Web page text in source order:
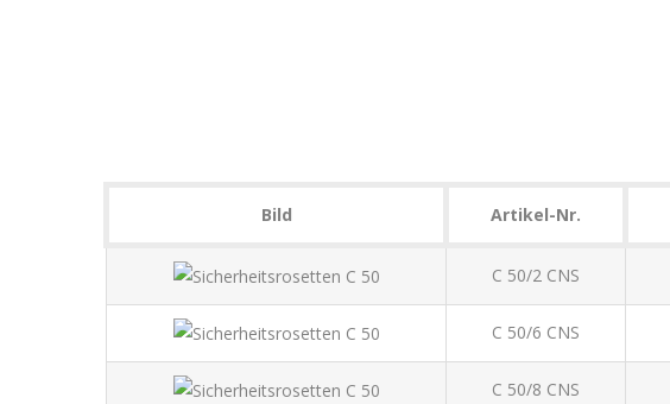
Bild Artikel-Nr.
C 50/2 CNS
C 50/6 CNS
C 50/8 CNS